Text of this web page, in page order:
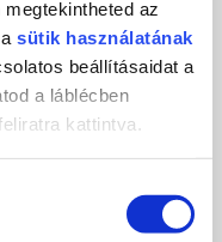
az
sütik használatának
beállításaidat a
a láblécben
kattintva.